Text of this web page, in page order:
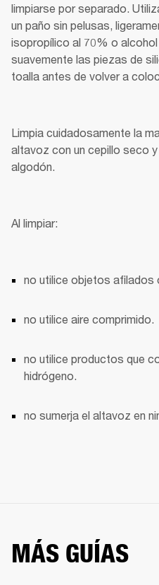
limpiarse por separado.
un paño sin pelusas,
isopropílico al 70% o
suavemente las piezas de
toalla antes de volver a
Limpia cuidadosamente la
altavoz con un cepillo seco
algodón.
Al limpiar:
no utilice objetos afilados
no utilice aire comprimido.
no utilice productos que
hidrógeno.
no sumerja el altavoz en
MÁS GUÍAS